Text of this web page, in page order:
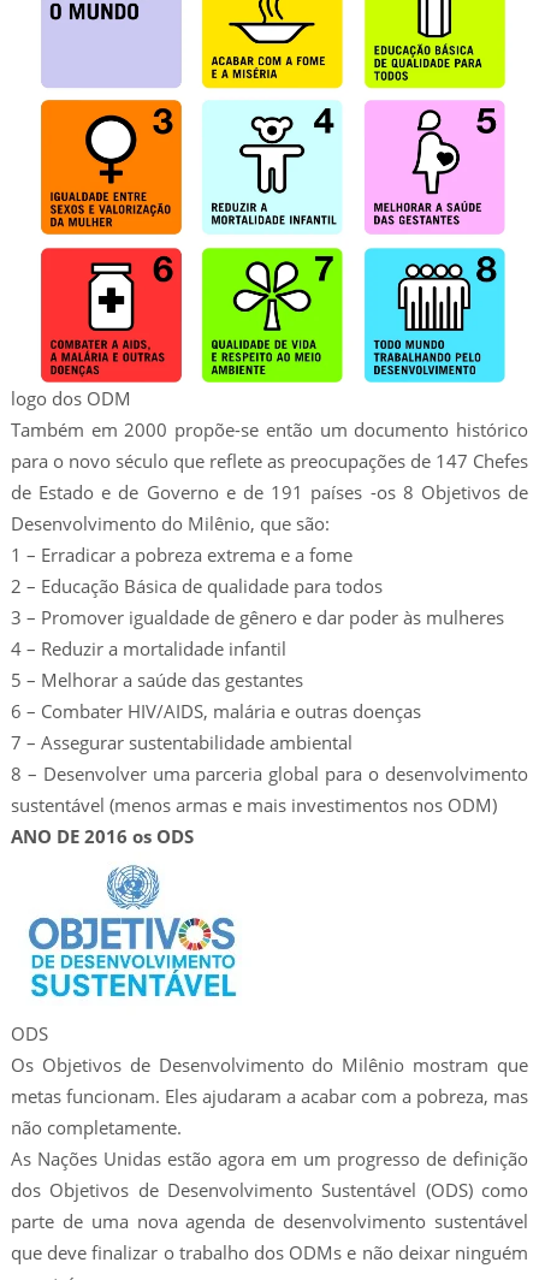
logo dos ODM
Também em 2000 propõe-se então um documento histórico
para o novo século que reflete as preocupações de 147 Chefes
de Estado e de Governo e de 191 países -os 8 Objetivos de
Desenvolvimento do Milênio, que são:
1 – Erradicar a pobreza extrema e a fome
2 – Educação Básica de qualidade para todos
3 – Promover igualdade de gênero e dar poder às mulheres
4 – Reduzir a mortalidade infantil
5 – Melhorar a saúde das gestantes
6 – Combater HIV/AIDS, malária e outras doenças
7 – Assegurar sustentabilidade ambiental
8 – Desenvolver uma parceria global para o desenvolvimento
sustentável (menos armas e mais investimentos nos ODM)
ANO DE 2016 os ODS
ODS
Os Objetivos de Desenvolvimento do Milênio mostram que
metas funcionam. Eles ajudaram a acabar com a pobreza, mas
não completamente.
As Nações Unidas estão agora em um progresso de definição
dos Objetivos de Desenvolvimento Sustentável (ODS) como
parte de uma nova agenda de desenvolvimento sustentável
que deve finalizar o trabalho dos ODMs e não deixar ninguém